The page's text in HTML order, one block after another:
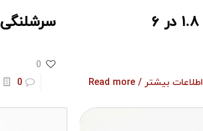
اطلاعات بیشتر / Read more
سرشلنگی ۱.۴ به ۱۴
0
0